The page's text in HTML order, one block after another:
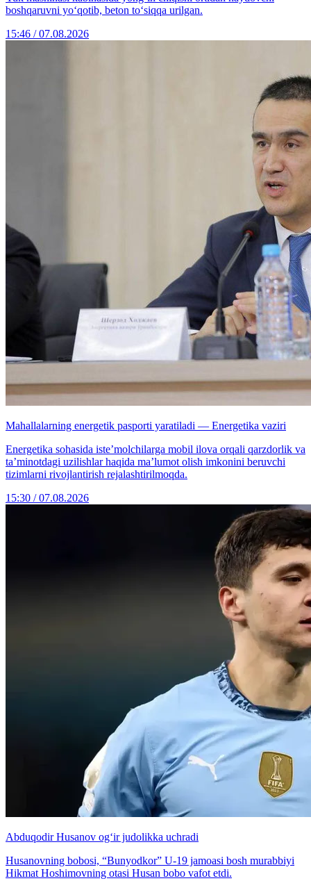
boshqaruvni yo‘qotib, beton to‘siqqa urilgan.
15:46 / 07.08.2026
Mahallalarning energetik pasporti yaratiladi — Energetika vaziri
Energetika sohasida iste’molchilarga mobil ilova orqali qarzdorlik va
ta’minotdagi uzilishlar haqida ma’lumot olish imkonini beruvchi
tizimlarni rivojlantirish rejalashtirilmoqda.
15:30 / 07.08.2026
Abduqodir Husanov og‘ir judolikka uchradi
Husanovning bobosi, “Bunyodkor” U-19 jamoasi bosh murabbiyi
Hikmat Hoshimovning otasi Husan bobo vafot etdi.